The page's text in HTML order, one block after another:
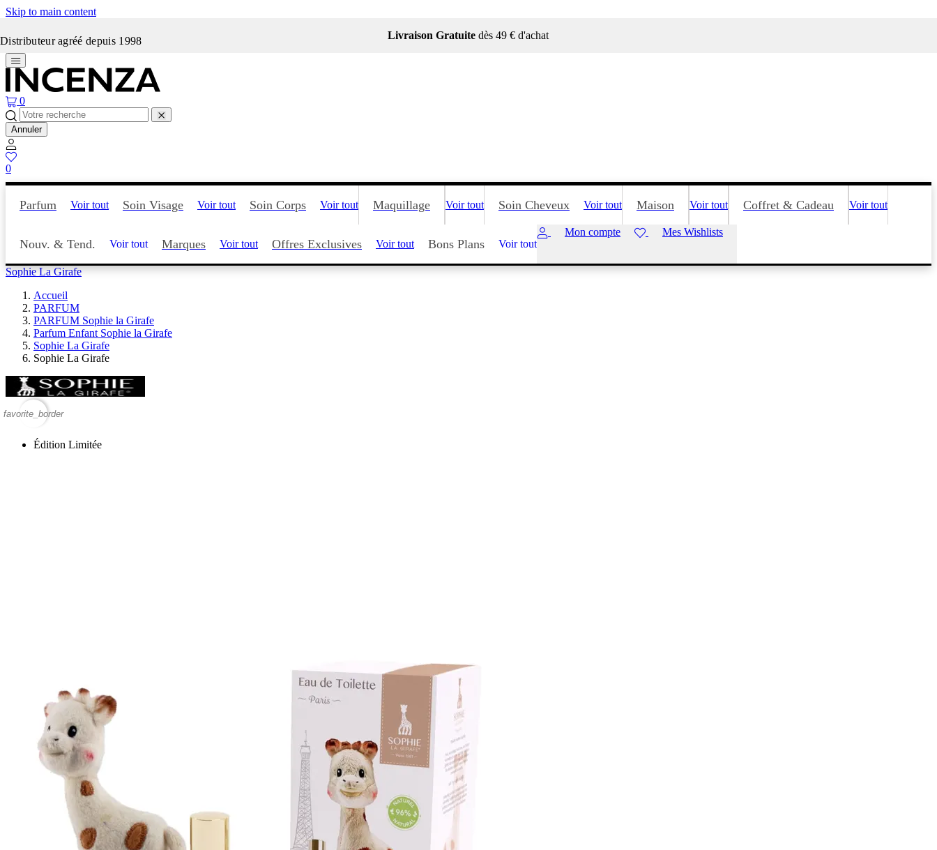
Skip to main content
Distributeur agréé depuis 1998Incenza fait peau neuve Livraison Gratuitedès 49 € d'achat
0
Annuler
0
Parfum Voir tout Soin Visage Voir tout Soin Corps Voir tout Maquillage Voir tout Soin Cheveux Voir tout Maison Voir tout Coffret & Cadeau Voir tout
Nouv. & Tend. Voir tout Marques Voir tout Offres Exclusives Voir tout Bons Plans Voir tout
Mon compte Mes Wishlists
Sophie La Girafe
Accueil
PARFUM
PARFUM Sophie la Girafe
Parfum Enfant Sophie la Girafe
Sophie La Girafe
Sophie La Girafe
favorite_border
Édition Limitée